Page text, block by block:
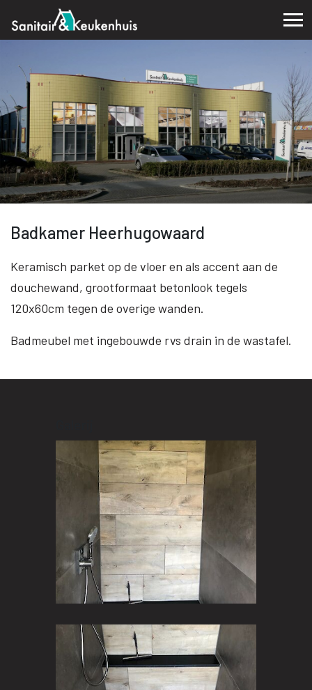
Badkamer Heerhugowaard
Keramisch parket op de vloer en als accent aan de
douchewand, grootformaat betonlook tegels
120x60cm tegen de overige wanden.
Badmeubel met ingebouwde rvs drain in de wastafel.